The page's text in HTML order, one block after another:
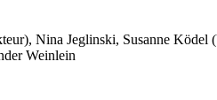
Nina Jeglinski, Susanne Ködel
Weinlein